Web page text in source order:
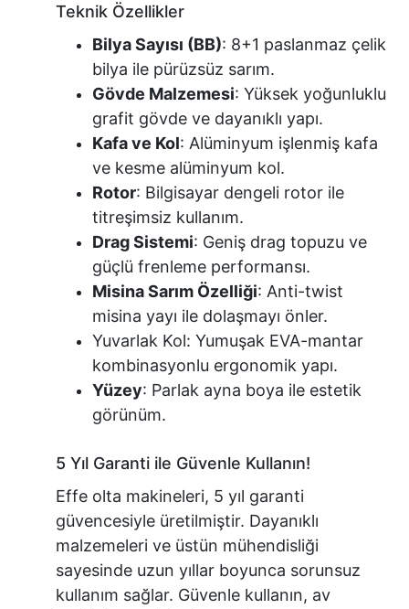
Teknik Özellikler
Bilya Sayısı (BB): 8+1 paslanmaz çelik
bilya ile pürüzsüz sarım.
Gövde Malzemesi: Yüksek yoğunluklu
grafit gövde ve dayanıklı yapı.
Kafa ve Kol: Alüminyum işlenmiş kafa
ve kesme alüminyum kol.
Rotor: Bilgisayar dengeli rotor ile
titreşimsiz kullanım.
Drag Sistemi: Geniş drag topuzu ve
güçlü frenleme performansı.
Misina Sarım Özelliği: Anti-twist
misina yayı ile dolaşmayı önler.
Yuvarlak Kol: Yumuşak EVA-mantar
kombinasyonlu ergonomik yapı.
Yüzey: Parlak ayna boya ile estetik
görünüm.
5 Yıl Garanti ile Güvenle Kullanın!
Effe olta makineleri, 5 yıl garanti
güvencesiyle üretilmiştir. Dayanıklı
malzemeleri ve üstün mühendisliği
sayesinde uzun yıllar boyunca sorunsuz
kullanım sağlar. Güvenle kullanın, av